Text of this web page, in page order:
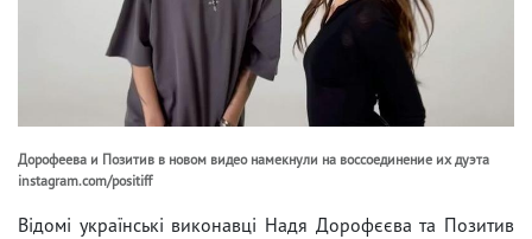
Дорофеева и Позитив в новом видео намекнули на воссоединение их дуэта
instagram.com/positiff
Відомі українські виконавці Надя Дорофєєва та Позитив